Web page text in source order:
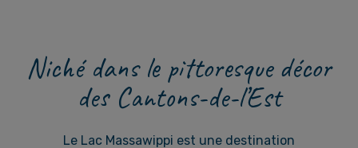
Niché dans le pittoresque décor
des Cantons-de-l’Est
Le Lac Massawippi est une destination